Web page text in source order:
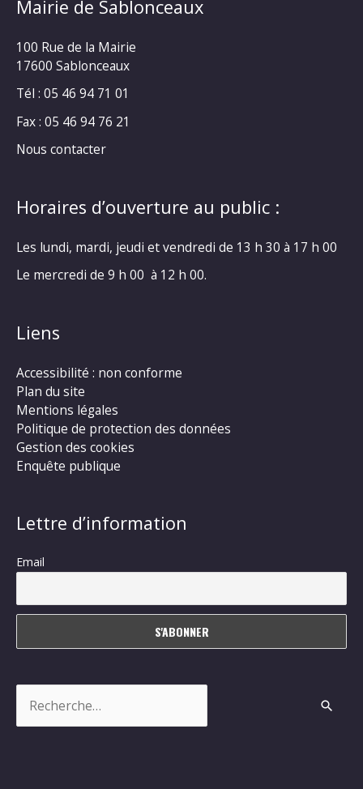
Mairie de Sablonceaux
100 Rue de la Mairie
17600 Sablonceaux
Tél : 05 46 94 71 01
Fax : 05 46 94 76 21
Nous contacter
Horaires d’ouverture au public :
Les lundi, mardi, jeudi et vendredi de 13 h 30 à 17 h 00
Le mercredi de 9 h 00 à 12 h 00.
Liens
Accessibilité : non conforme
Plan du site
Mentions légales
Politique de protection des données
Gestion des cookies
Enquête publique
Lettre d’information
Email